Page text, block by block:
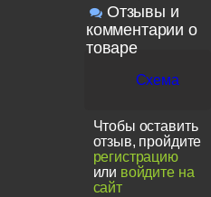
Отзывы и
комментарии о
товаре
Схема
Чтобы оставить
отзыв, пройдите
регистрацию
или войдите на
сайт